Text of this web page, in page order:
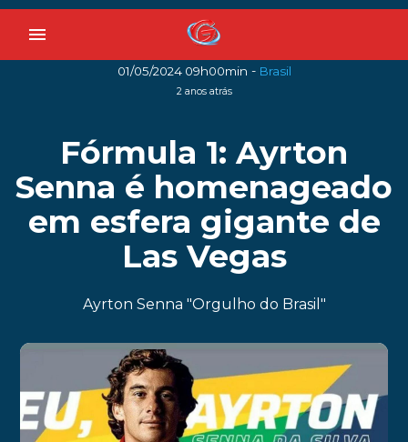
menu
01/05/2024 09h00min - Brasil
2 anos atrás
Fórmula 1: Ayrton
Senna é homenageado
em esfera gigante de
Las Vegas
Ayrton Senna "Orgulho do Brasil"